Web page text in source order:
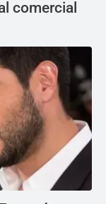
comercial